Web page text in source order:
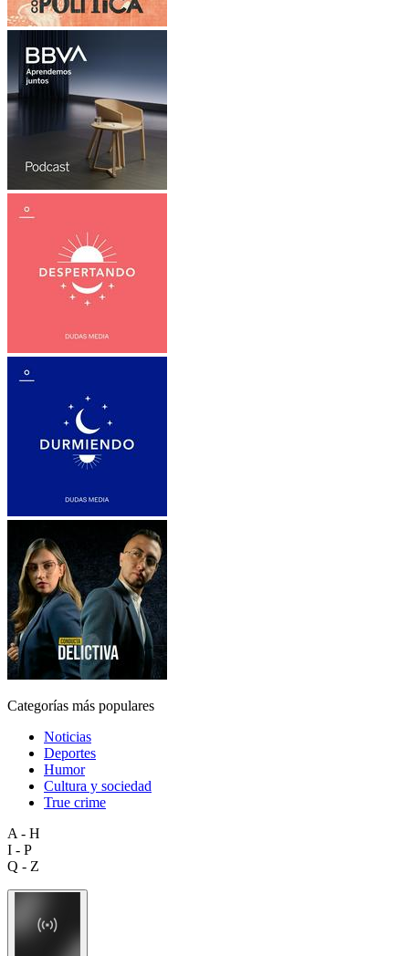
Categorías más populares
Noticias
Deportes
Humor
Cultura y sociedad
True crime
A - H
I - P
Q - Z